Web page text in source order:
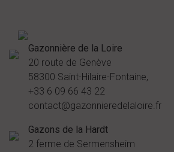
Gazonnière de la Loire
20 route de Genève
58300 Saint-Hilaire-Fontaine,
+33 6 09 66 43 22
contact@gazonnieredelaloire.fr
Gazons de la Hardt
2 ferme de Sermensheim